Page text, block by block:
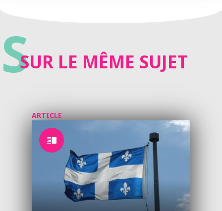
SSUR LE MÊME SUJET
ARTICLE